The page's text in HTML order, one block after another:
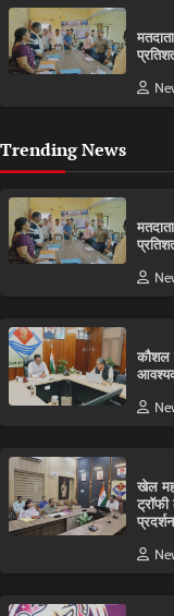
Trending News
कौशल
खेल
प्रदर्शन